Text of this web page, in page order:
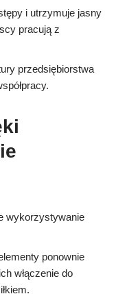
i utrzymuje jasny
pracują z
przedsiębiorstwa
wykorzystywanie
ponownie
włączenie do